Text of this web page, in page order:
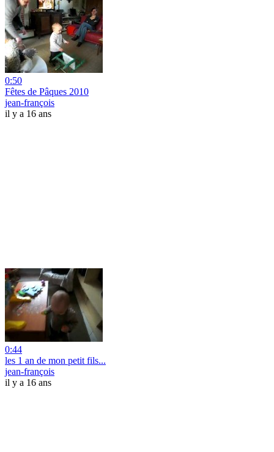
0:50
Fêtes de Pâques 2010
jean-françois
il y a 16 ans
0:44
les 1 an de mon petit fils...
jean-françois
il y a 16 ans